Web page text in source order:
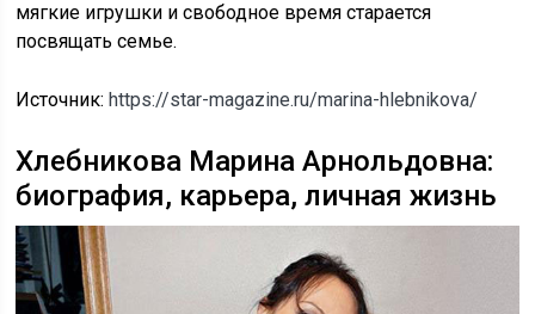
мягкие игрушки и свободное время старается
посвящать семье.
Источник:https://star-magazine.ru/marina-hlebnikova/
Хлебникова Марина Арнольдовна:
биография, карьера, личная жизнь